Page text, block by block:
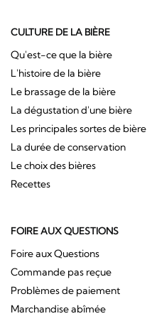
CULTURE DE LA BIÈRE
Qu'est-ce que la bière
L'histoire de la bière
Le brassage de la bière
La dégustation d'une bière
Les principales sortes de bière
La durée de conservation
Le choix des bières
Recettes
FOIRE AUX QUESTIONS
Foire aux Questions
Commande pas reçue
Problèmes de paiement
Marchandise abîmée